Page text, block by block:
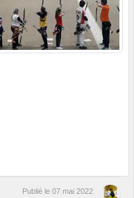
Publié le 07 mai 2022